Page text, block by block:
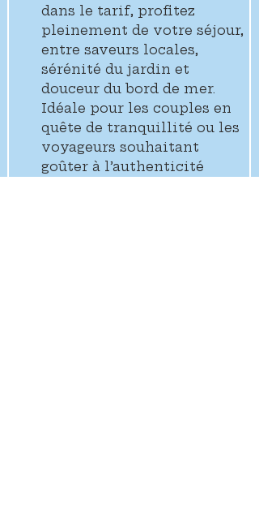
dans le tarif, profitez
pleinement de votre séjour,
entre saveurs locales,
sérénité du jardin et
douceur du bord de mer.
Idéale pour les couples en
quête de tranquillité ou les
voyageurs souhaitant
goûter à l’authenticité